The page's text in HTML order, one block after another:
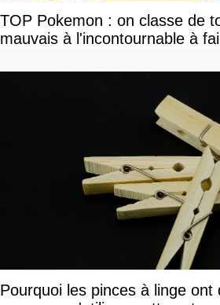
TOP Pokemon : on classe de
mauvais à l'incontournable à
Pourquoi les pinces à linge ont